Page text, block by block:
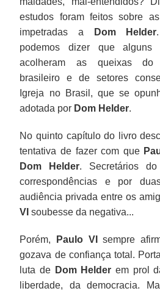
estudos foram feitos sobre
impetradas a
Dom Helder
podemos dizer que alguns
acolheram as queixas do
brasileiro e de setores
Igreja no Brasil, que se
adotada por Dom Helder.
No quinto capítulo do livro
tentativa de fazer com que
Dom Helder. Secretários do
correspondências e por
audiência privada entre os
VI soubesse da negativa...
Porém, Paulo VI
sempre
gozava de confiança total.
luta de Dom Helder em prol
liberdade, da democracia.